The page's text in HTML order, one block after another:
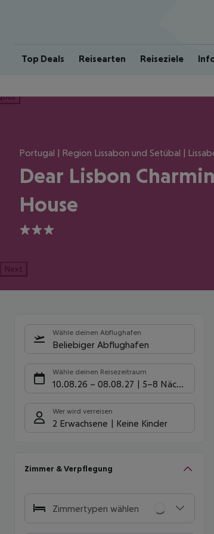
Top Deals Reisearten Reiseziele
Portugal | Region Lissabon und Setúbal |
Dear Lisbon
House
3
Next
Wähle deinen Abflughafen
Beliebiger Abflughafen
Wähle deinen Reisezeitraum
10.08.26 – 08.08.27 5-8 Nächte
Wer wird verreisen
2 Erwachsene Keine Kinder
Zimmer & Verpflegung
Zimmertypen wählen